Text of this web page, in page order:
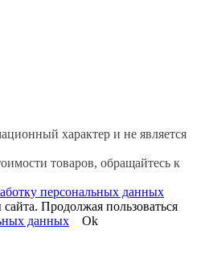
характер и не является
товаров, обращайтесь к
персональных данных
Продолжая пользоваться
данных Ok